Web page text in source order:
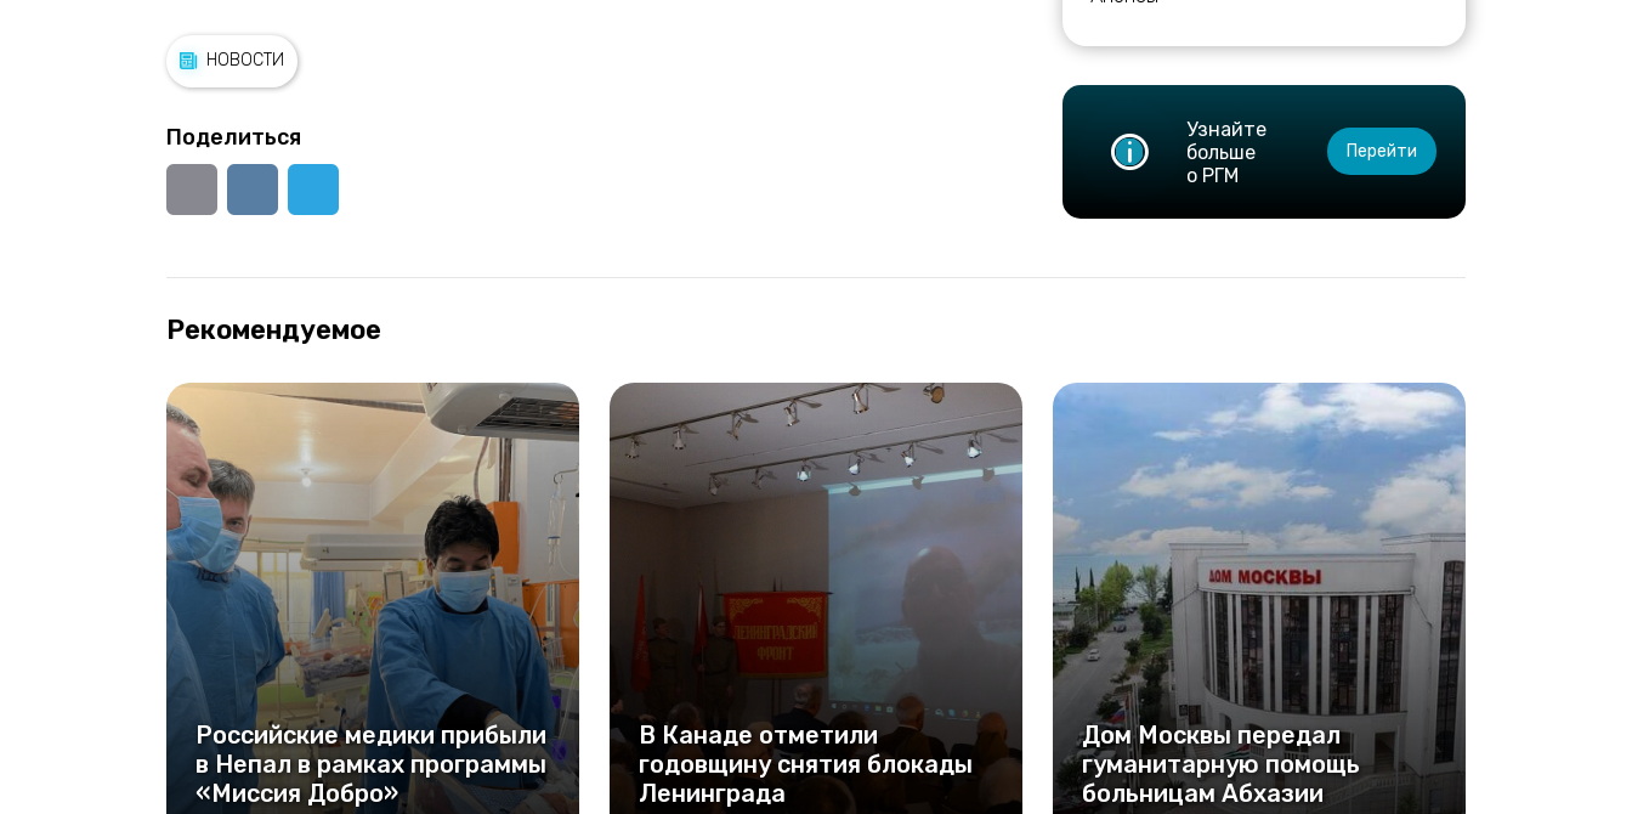
НОВОСТИ
Поделиться
Узнайте
больше
о РГМ
Перейти
Рекомендуемое
Российские медики прибыли
в Непал в рамках программы
«Миссия Добро»
В Канаде отметили
годовщину снятия блокады
Ленинграда
Дом Москвы передал
гуманитарную помощь
больницам Абхазии